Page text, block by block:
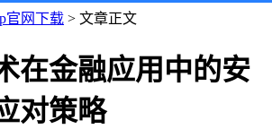
官网下载 > 文章正文
在金融应用中的安
对策略